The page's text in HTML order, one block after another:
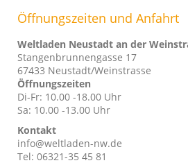
Öffnungszeiten und Anfahrt
Weltladen Neustadt an der
Stangenbrunnengasse 17
67433 Neustadt/Weinstrasse
Öffnungszeiten
Di-Fr: 10.00 -18.00 Uhr
Sa: 10.00 -13.00 Uhr
Kontakt
info@weltladen-nw.de
Tel: 06321-35 45 81